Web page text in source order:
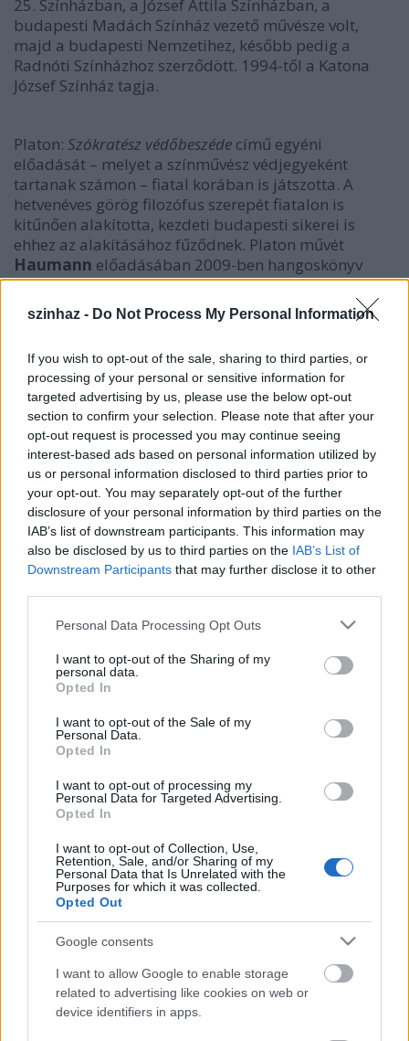
szinhaz - Do Not Process My Personal Information
If you wish to opt-out of the sale, sharing to third parties, or
processing of your personal or sensitive information for
targeted advertising by us, please use the below opt-out
section to confirm your selection. Please note that after your
opt-out request is processed you may continue seeing
interest-based ads based on personal information utilized by
us or personal information disclosed to third parties prior to
your opt-out. You may separately opt-out of the further
disclosure of your personal information by third parties on the
IAB’s list of downstream participants. This information may
also be disclosed by us to third parties on the IAB’s List of
Downstream Participants that may further disclose it to other
Please note that this website/app uses one or more Google
not limited to your visit or usage behaviour. You may click to
grant or deny consent to Google and its third-party tags to
use your data for below specified purposes in below Google
consent section.
Personal Data Processing Opt Outs
I want to opt-out of the Sharing of my
personal data.
Opted In
I want to opt-out of the Sale of my
Personal Data.
Opted In
I want to opt-out of processing my
Personal Data for Targeted Advertising.
Opted In
I want to opt-out of Collection, Use,
Retention, Sale, and/or Sharing of my
Personal Data that Is Unrelated with the
Purposes for which it was collected.
Opted Out
Google consents
I want to allow Google to enable storage
related to advertising like cookies on web or
device identifiers in apps.
25. Színházban, a József Attila Színházban, a
budapesti Madách Színház vezető művésze volt,
majd a budapesti Nemzetihez, később pedig a
Radnóti Színházhoz szerződött. 1994-től a Katona
József Színház tagja.
Platon: Szókratész védőbeszéde című egyéni
előadását – melyet a színművész védjegyeként
tartanak számon – fiatal korában is játszotta. A
hetvenéves görög filozófus szerepét fiatalon is
kitűnően alakította, kezdeti budapesti sikerei is
ehhez az alakításához fűződnek. Platon művét
Haumann előadásában 2009-ben hangoskönyv
formájában is kiadták.
A Kossuth- és Jászai Mari-díjas érdemes színművész
2011-ben – immár életkorban közelebb állva a
szerephez – újította fel produkcióját, amelyet azóta
is sikerrel játszik. Az időszámítás előtti görög
filozófia nagy korszakának vezető személyét
mindenen elmélyülten töprengő, de olykor heves,
akár könnyen dühbe jövő, aztán ezen is
játékkedvvel, "ide nekem az oroszlánt is!" jellegű
tettvággyal. – írja a Népszava a felújítást hirdető
cikkében.
„Haumann remeklésében - mert hisz ez a hosszú-hosszú
évek, évtizedek alatt végtelenül kiérlelt és kőkeménnyé
csiszolt szerepformálás igazi színészi mestermunka - az
a legmegkapóbb, hogy módfelett takarékosan,